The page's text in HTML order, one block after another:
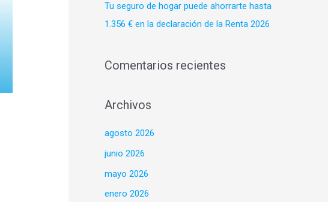
Tu seguro de hogar puede ahorrarte hasta
1.356 € en la declaración de la Renta 2026
Comentarios recientes
Archivos
agosto 2026
junio 2026
mayo 2026
enero 2026